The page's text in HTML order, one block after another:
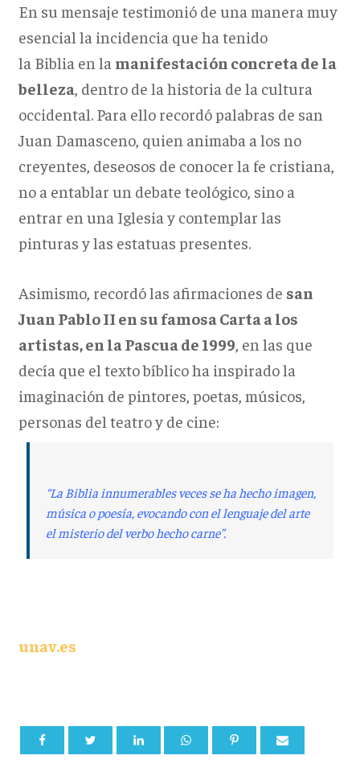
En su mensaje testimonió de una manera muy
esencial la incidencia que ha tenido
la Biblia en la manifestación concreta de la
belleza , dentro de la historia de la cultura
occidental. Para ello recordó palabras de san
Juan Damasceno, quien animaba a los no
creyentes, deseosos de conocer la fe cristiana,
no a entablar un debate teológico, sino a
entrar en una Iglesia y contemplar las
pinturas y las estatuas presentes.
Asimismo, recordó las afirmaciones de san
Juan Pablo II en su famosa Carta a los
artistas, en la Pascua de 1999 , en las que
decía que el texto bíblico ha inspirado la
imaginación de pintores, poetas, músicos,
personas del teatro y de cine:
“La Biblia innumerables veces se ha hecho imagen,
música o poesía, evocando con el lenguaje delarte
el misterio del verbo hecho carne”.
unav.es